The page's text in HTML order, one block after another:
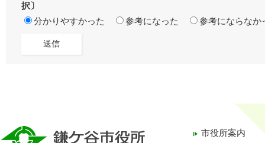
択〕
分かりやすかった
参考になった 参考にならなか
市役所案内